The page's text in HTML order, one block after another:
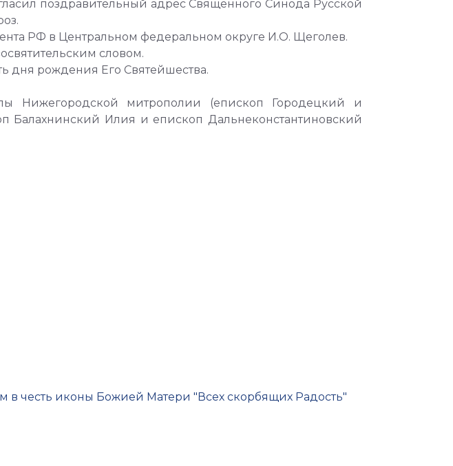
поздравительный адрес Священного Синода Русской
РФ в Центральном федеральном округе И.О. Щеголев.
словом.
дня рождения Его Святейшества.
Нижегородской митрополии (епископ Городецкий и
Балахнинский Илия и епископ Дальнеконстантиновский